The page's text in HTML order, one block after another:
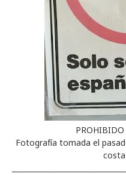
PROHIBIDO
Fotografía tomada el